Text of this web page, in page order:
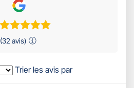
(32 avis)
Trier les avis par